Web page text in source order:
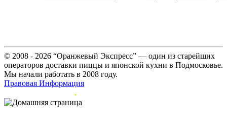
© 2008 - 2026 “Оранжевый Экспресс” — один из старейших
операторов доставки пиццы и японской кухни в Подмосковье.
Мы начали работать в 2008 году.
Правовая Информация